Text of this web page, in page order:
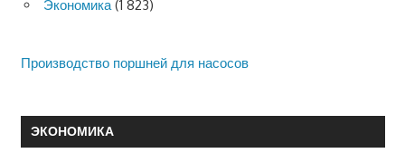
Экономика(1 823)
Производство поршней для насосов
ЭКОНОМИКА